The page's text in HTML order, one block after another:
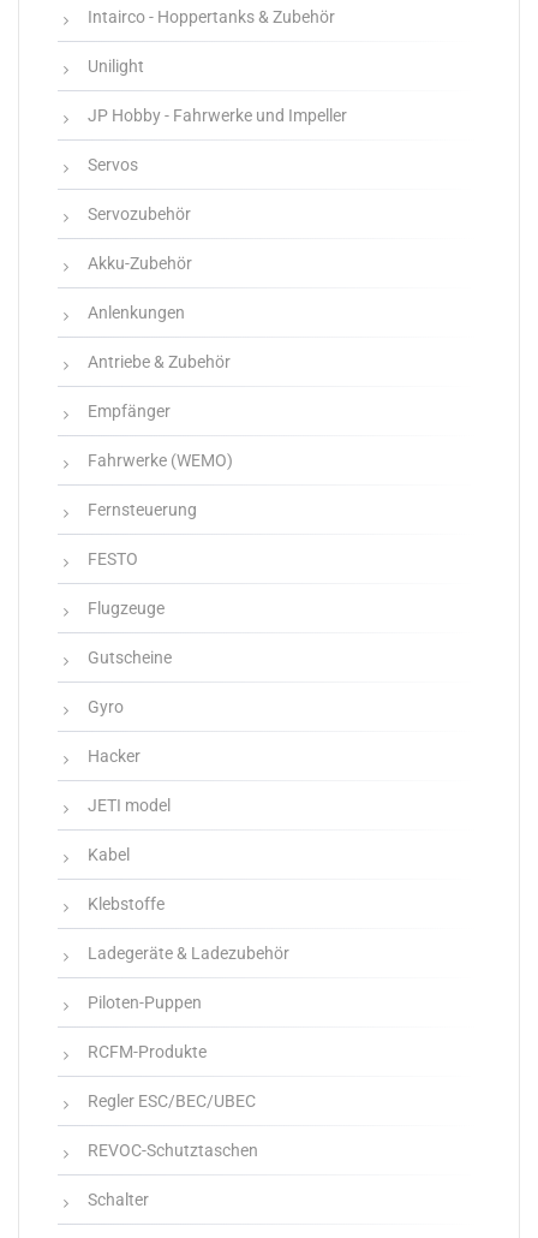
Intairco - Hoppertanks & Zubehör
Unilight
JP Hobby - Fahrwerke und Impeller
Servos
Servozubehör
Akku-Zubehör
Anlenkungen
Antriebe & Zubehör
Empfänger
Fahrwerke (WEMO)
Fernsteuerung
FESTO
Flugzeuge
Gutscheine
Gyro
Hacker
JETI model
Kabel
Klebstoffe
Ladegeräte & Ladezubehör
Piloten-Puppen
RCFM-Produkte
Regler ESC/BEC/UBEC
REVOC-Schutztaschen
Schalter